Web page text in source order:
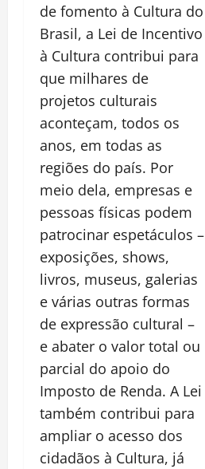
de fomento à Cultura do
Brasil, a Lei de Incentivo
à Cultura contribui para
que milhares de
projetos culturais
aconteçam, todos os
anos, em todas as
regiões do país. Por
meio dela, empresas e
pessoas físicas podem
patrocinar espetáculos –
exposições, shows,
livros, museus, galerias
e várias outras formas
de expressão cultural –
e abater o valor total ou
parcial do apoio do
Imposto de Renda. A Lei
também contribui para
ampliar o acesso dos
cidadãos à Cultura, já